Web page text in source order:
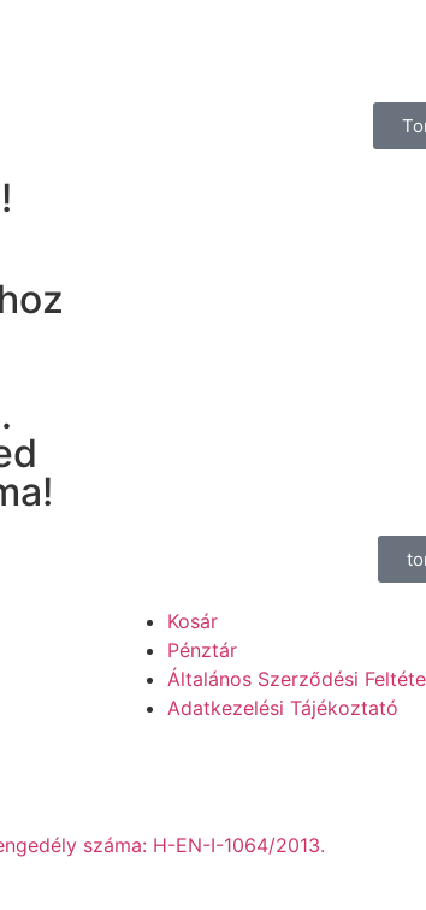
Kosár
Pénztár
Általános Szerződési
Adatkezelési Tájékoztató
száma: H-EN-I-1064/2013.